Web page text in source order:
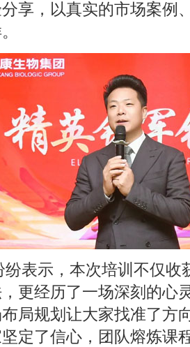
享，以真实的市场案例
纷表示，本次培训不仅收
更经历了一场深刻的心
局规划让大家找准了方
定了信心，团队熔炼课